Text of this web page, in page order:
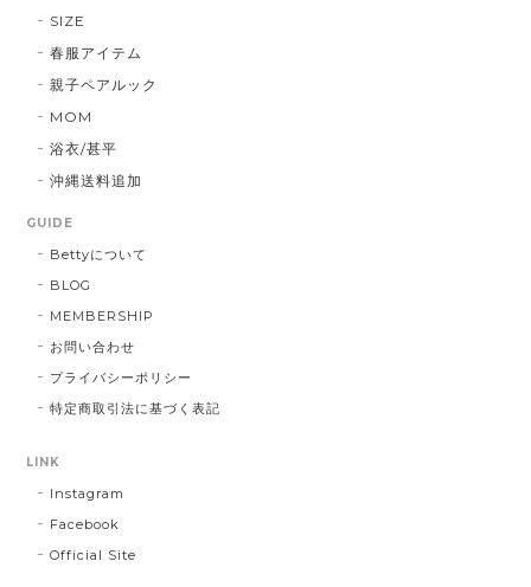
SIZE
春服アイテム
親子ペアルック
MOM
浴衣/甚平
沖縄送料追加
GUIDE
Bettyについて
BLOG
MEMBERSHIP
お問い合わせ
プライバシーポリシー
特定商取引法に基づく表記
LINK
Instagram
Facebook
Official Site